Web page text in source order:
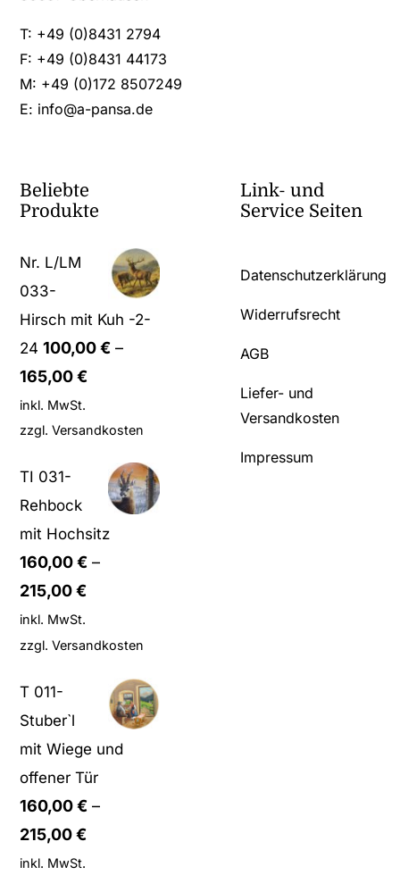
T: +49 (0)8431 2794
F: +49 (0)8431 44173
M: +49 (0)172 8507249
E: info@a-pansa.de
Beliebte
Produkte
Nr. L/LM
033-
Hirsch mit Kuh -2-
24 100,00€ –
165,00€
inkl. MwSt.
zzgl.Versandkosten
TI 031-
Rehbock
mit Hochsitz
160,00€ –
215,00€
inkl. MwSt.
zzgl.Versandkosten
T 011-
Stuber`l
mit Wiege und
offener Tür
160,00€ –
215,00€
inkl. MwSt.
Link- und
Service Seiten
Datenschutzerklärung
Widerrufsrecht
AGB
Liefer- und
Versandkosten
Impressum